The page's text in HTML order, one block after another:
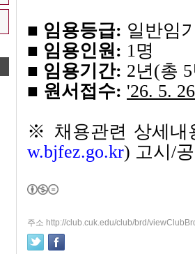
■ 임용등급: 일반임
■ 임용인원: 1명
■ 임용기간: 2년(총
■ 원서접수: '26. 5.
※ 채용관련 상세내
w.bjfez.go.kr) 고시/
주소 http://club.cuk.edu/club/brd/